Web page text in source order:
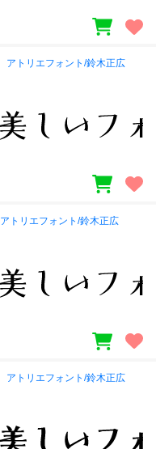
アトリエフォント/鈴木正広
アトリエフォント/鈴木正広
アトリエフォント/鈴木正広